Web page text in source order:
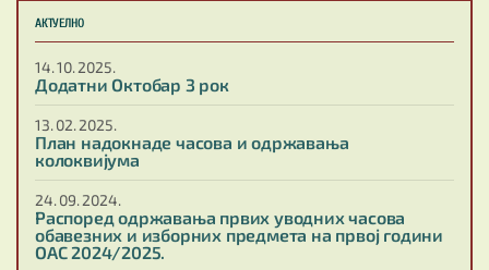
АКТУЕЛНО
14. 10. 2025.
Додатни Октобар 3 рок
13. 02. 2025.
План надокнаде часова и одржавања
колоквијума
24. 09. 2024.
Распоред одржавања првих уводних часова
обавезних и изборних предмета на првој години
ОАС 2024/2025.